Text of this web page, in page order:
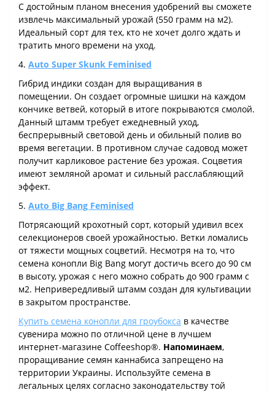
С достойным планом внесения удобрений вы сможете
извлечь максимальный урожай (550 грамм на м2).
Идеальный сорт для тех, кто не хочет долго ждать и
тратить много времени на уход.
4. Auto Super Skunk Feminised
Гибрид индики создан для выращивания в
помещении. Он создает огромные шишки на каждом
кончике ветвей, который в итоге покрываются смолой.
Данный штамм требует ежедневный уход,
беспрерывный световой день и обильный полив во
время вегетации. В противном случае садовод может
получит карликовое растение без урожая. Соцветия
имеют земляной аромат и сильный расслабляющий
эффект.
5. Auto Big Bang Feminised
Потрясающий крохотный сорт, который удивил всех
селекционеров своей урожайностью. Ветки ломались
от тяжести мощных соцветий. Несмотря на то, что
семена конопли Big Bang могут достичь всего до 90 см
в высоту, урожая с него можно собрать до 900 грамм с
м2. Непривередливый штамм создан для культивации
в закрытом пространстве.
Купить семена конопли для гроубокса в качестве
сувенира можно по отличной цене в лучшем
интернет-магазине Coffeeshop®. Напоминаем,
проращивание семян каннабиса запрещено на
территории Украины. Используйте семена в
легальных целях согласно законодательству той